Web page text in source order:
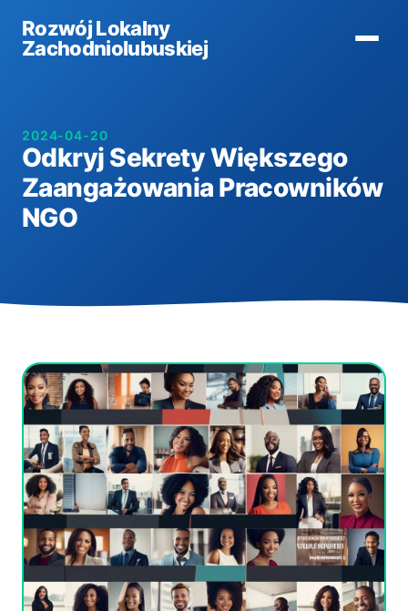
Rozwój Lokalny
Zachodniolubuskiej
2024-04-20
Odkryj Sekrety Większego
Zaangażowania Pracowników
NGO